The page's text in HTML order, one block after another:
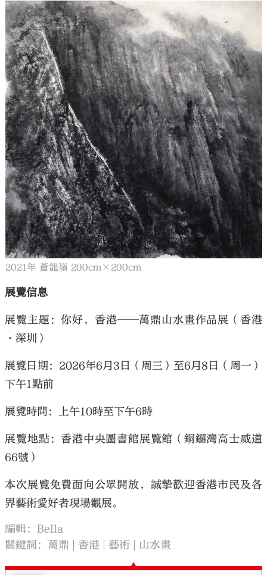
2021年 蒼龍嶺 200cm×200cm
展覽信息
展覽主題：你好，香港——萬鼎山水畫作品展（香港
·深圳）
展覽日期：2026年6月3日（周三）至6月8日（周一）
下午1點前
展覽時間：上午10時至下午6時
展覽地點：香港中央圖書館展覽館（銅鑼灣高士威道
66號）
本次展覽免費面向公眾開放，誠摯歡迎香港市民及各
界藝術愛好者現場觀展。
編輯：Bella
關鍵詞：萬鼎 香港 藝術 山水畫